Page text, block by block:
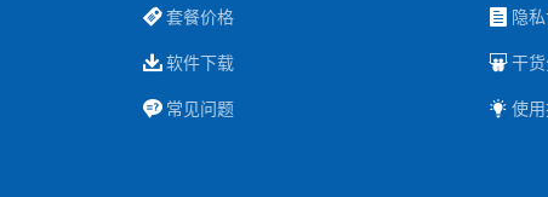
套餐价格
软件下载
常见问题
隐
干
使